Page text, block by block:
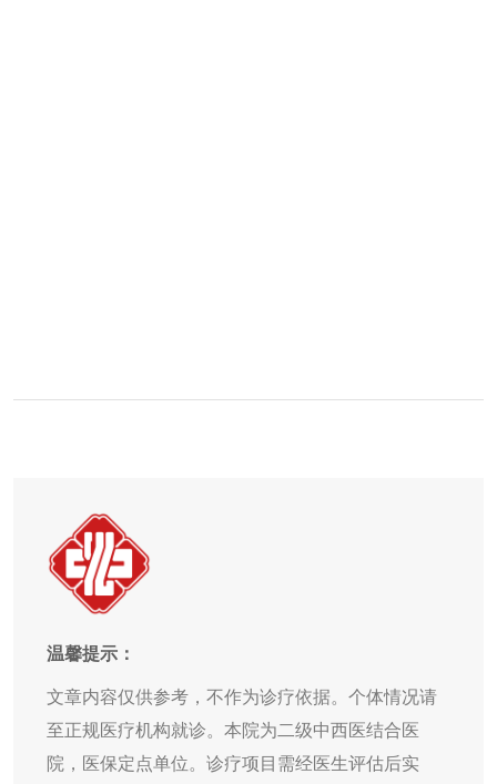
温馨提示：
文章内容仅供参考，不作为诊疗依据。个体情况请
至正规医疗机构就诊。本院为二级中西医结合医
院，医保定点单位。诊疗项目需经医生评估后实